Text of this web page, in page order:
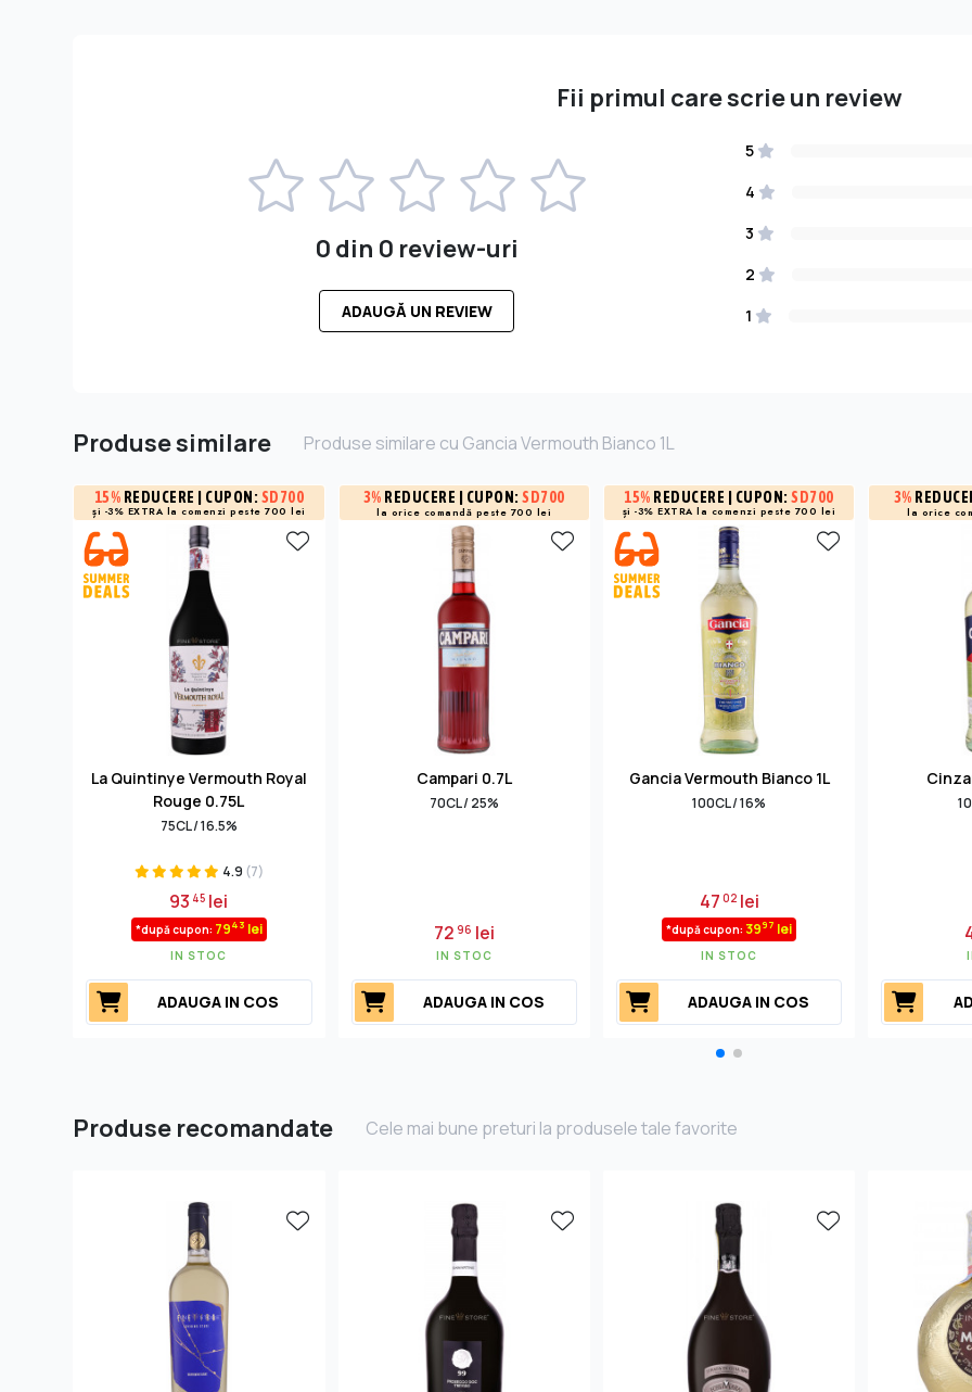
Fii primul care scrie un review
0 din 0 review-uri
ADAUGĂ UN REVIEW
5
4
3
2
1
Produse similare Produse similare cu Gancia Vermouth Bianco 1L
15% REDUCERE | CUPON: SD700
și -3% EXTRA la comenzi peste 700 lei
La Quintinye Vermouth Royal
Rouge 0.75L
75CL / 16.5%
4.9 (7)
9345 lei
*după cupon: 7943 lei
IN STOC
ADAUGA IN COS
3% REDUCERE | CUPON:SD700
la orice comandă peste 700 lei
Campari 0.7L
70CL / 25%
7296 lei
IN STOC
ADAUGA IN COS
15% REDUCERE | CUPON:SD700
și -3% EXTRA la comenzi peste 700 lei
Gancia Vermouth Bianco 1L
100CL / 16%
4702lei
*după cupon: 3997 lei
IN STOC
ADAUGA IN COS
3%
la orice
Produse recomandate Cele mai bune preturi la produsele tale favorite